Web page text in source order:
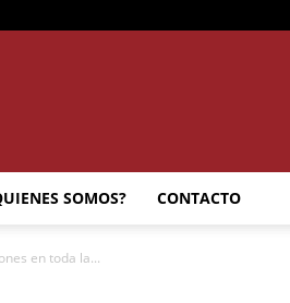
SEMANARIO
SOMOS? CONTACTO
en toda la...